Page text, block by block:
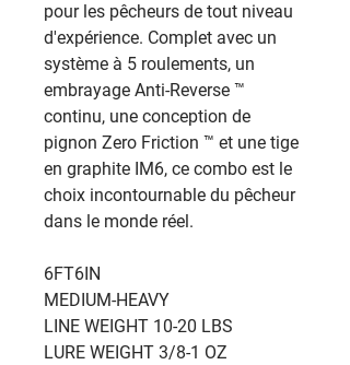
pour les pêcheurs de tout niveau
d'expérience. Complet avec un
système à 5 roulements, un
embrayage Anti-Reverse ™
continu, une conception de
pignon Zero Friction ™ et une tige
en graphite IM6, ce combo est le
choix incontournable du pêcheur
dans le monde réel.
6FT6IN
MEDIUM-HEAVY
LINE WEIGHT 10-20 LBS
LURE WEIGHT 3/8-1 OZ